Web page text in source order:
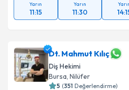
Yarın
11:15
Yarın
11:30
Dt. Mahmut Kılıç
Diş Hekimi
Bursa, Nilüfer
5 (351 Değerlendirme)